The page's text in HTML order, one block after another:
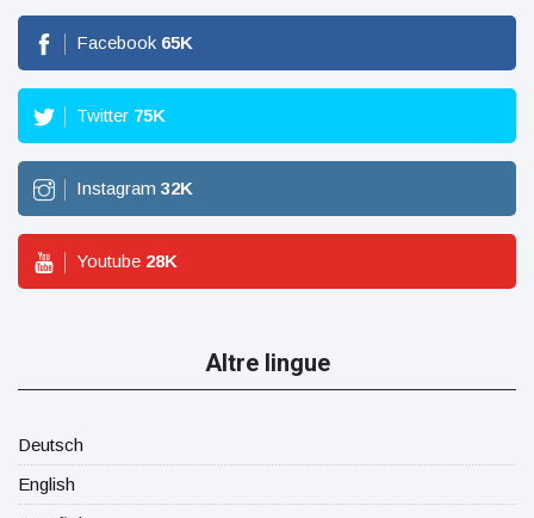
Facebook 65K
Twitter 75K
Instagram 32K
Youtube 28K
Altre lingue
Deutsch
English